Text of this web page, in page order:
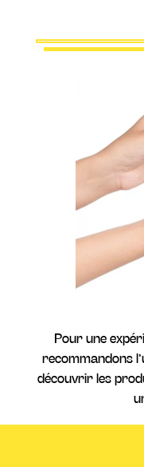
Pour une
recommandons
découvrir les